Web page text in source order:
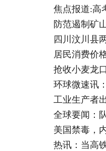
焦点报道:高
防范遏制矿
四川汶川县
居民消费价
抢收小麦龙
环球微速讯
工业生产者
全球要闻：
美国禁毒，
热讯：当高